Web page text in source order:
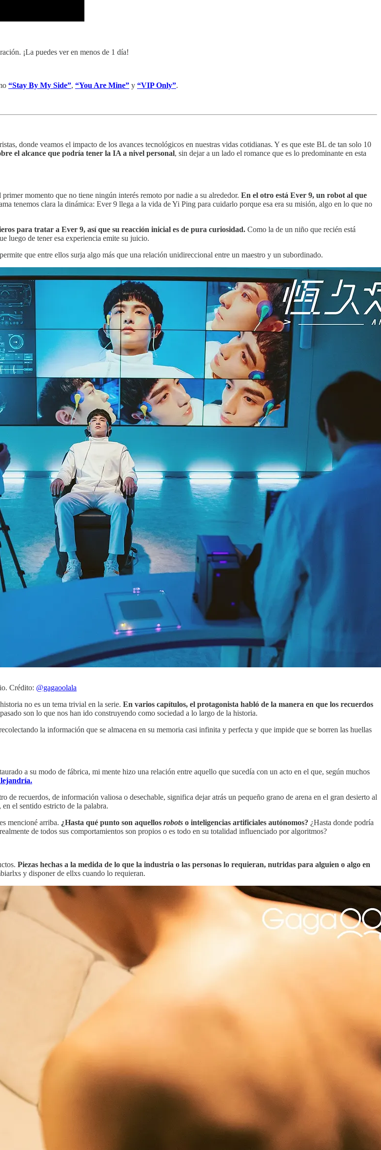
¡La puedes ver en menos de 1 día!
“Stay By My Side”, “You Are Mine” y “VIP Only”.
donde veamos el impacto de los avances tecnológicos en nuestras vidas cotidianas. Y es que este BL de tan solo 10
el alcance que podría tener la IA a nivel personal, sin dejar a un lado el romance que es lo predominante en esta
momento que no tiene ningún interés remoto por nadie a su alrededor. En el otro está Ever 9, un robot al que
tenemos clara la dinámica: Ever 9 llega a la vida de Yi Ping para cuidarlo porque esa era su misión, algo en lo que no
para tratar a Ever 9, así que su reacción inicial es de pura curiosidad. Como la de un niño que recién está
luego de tener esa experiencia emite su juicio.
que entre ellos surja algo más que una relación unidireccional entre un maestro y un subordinado.
Crédito: @gagaoolala
no es un tema trivial en la serie. En varios capítulos, el protagonista habló de la manera en que los recuerdos
son lo que nos han ido construyendo como sociedad a lo largo de la historia.
la información que se almacena en su memoria casi infinita y perfecta y que impide que se borren las huellas
a su modo de fábrica, mi mente hizo una relación entre aquello que sucedía con un acto en el que, según muchos
recuerdos, de información valiosa o desechable, significa dejar atrás un pequeño grano de arena en el gran desierto al
el sentido estricto de la palabra.
mencioné arriba. ¿Hasta qué punto son aquellos robots o inteligencias artificiales autónomos? ¿Hasta donde podría
de todos sus comportamientos son propios o es todo en su totalidad influenciado por algoritmos?
Piezas hechas a la medida de lo que la industria o las personas lo requieran, nutridas para alguien o algo en
y disponer de ellxs cuando lo requieran.